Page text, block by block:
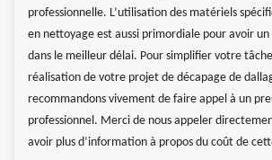
professionnelle. L’utilisation des matériels
en nettoyage est aussi primordiale pour avoir
dans le meilleur délai. Pour simplifier votre
réalisation de votre projet de décapage de
recommandons vivement de faire appel à un
professionnel. Merci de nous appeler
avoir plus d’information à propos du coût de